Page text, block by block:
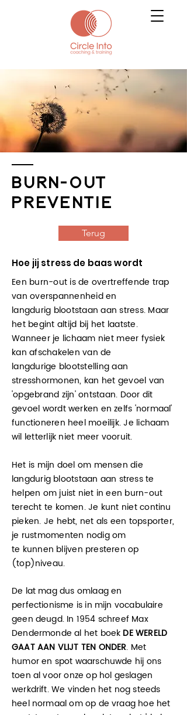
BURN-OUT
PREVENTIE
Terug
Hoe jij stress de baas wordt
Een burn-out is de overtreffende trap
van overspannenheid en
langdurig blootstaan aan stress. Maar
het begint altijd bij het laatste.
Wanneer je lichaam niet meer fysiek
kan afschakelen van de
langdurige blootstelling aan
stresshormonen, kan het gevoel van
'opgebrand zijn' ontstaan. Door dit
gevoel wordt werken en zelfs 'normaal'
functioneren heel moeilijk. Je lichaam
wil letterlijk niet meer vooruit.
Het is mijn doel om mensen die
langdurig blootstaan aan stress te
helpen om juist niet in een burn-out
terecht te komen. Je kunt niet continu
pieken. Je hebt, net als een topsporter,
je rustmomenten nodig om
te kunnen blijven presteren op
(top)niveau.
De lat mag dus omlaag en
perfectionisme is in mijn vocabulaire
geen deugd. In 1954 schreef Max
Dendermonde al het boek DE WERELD
GAAT AAN VLIJT TEN ONDER. Met
humor en spot waarschuwde hij ons
toen al voor onze op hol geslagen
werkdrift. We vinden het nog steeds
heel normaal om op de vraag hoe het